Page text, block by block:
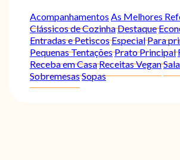
Acompanhamentos As Melhores
Clássicos de CozinhaDestaque
Entradas e PetiscosEspecialPara
Pequenas TentaçõesPrato Principal
Receba em CasaReceitas Vegan
SobremesasSopas